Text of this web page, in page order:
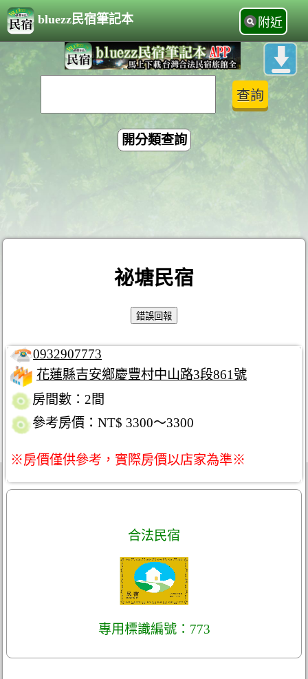
bluezz民宿筆記本 附近
開分類查詢
祕塘民宿
0932907773
花蓮縣吉安鄉慶豐村中山路3段861號
房間數：2間
參考房價：NT$ 3300～3300
※房價僅供參考，實際房價以店家為準※
合法民宿
專用標識編號：773